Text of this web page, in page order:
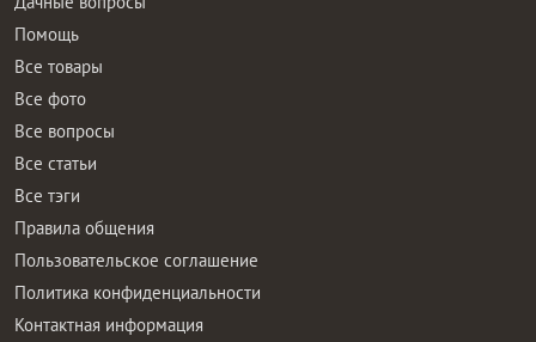
Помощь
Все товары
Все фото
Все вопросы
Все статьи
Все тэги
Правила общения
Пользовательское соглашение
Политика конфиденциальности
Контактная информация